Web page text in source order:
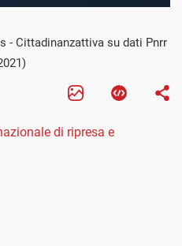
- Cittadinanzattiva su dati Pnrr
di ripresa e